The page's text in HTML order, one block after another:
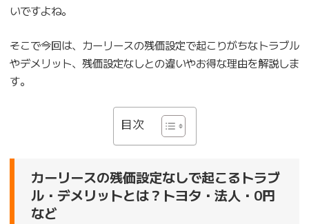
いですよね。
そこで今回は、カーリースの残価設定で起こりがちなトラブル
やデメリット、残価設定なしとの違いやお得な理由を解説しま
す。
目次
カーリースの残価設定なしで起こるトラブ
ル・デメリットとは？トヨタ・法人・0円
など